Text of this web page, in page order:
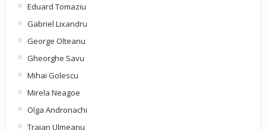
Eduard Tomaziu
Gabriel Lixandru
George Olteanu
Gheorghe Savu
Mihai Golescu
Mirela Neagoe
Olga Andronachi
Traian Ulmeanu